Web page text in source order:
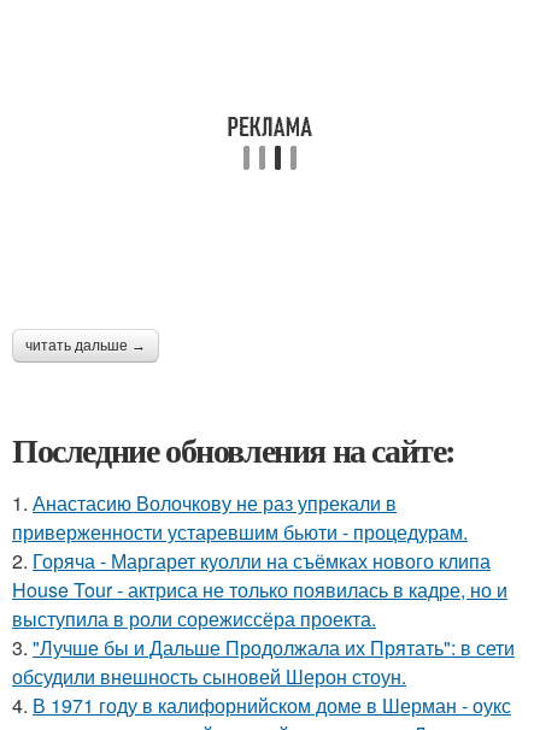
читать дальше →
Последние обновления на сайте:
1. Анастасию Волочкову не раз упрекали в
приверженности устаревшим бьюти - процедурам.
2. Горяча - Маргарет куолли на съёмках нового клипа
House Tour - актриса не только появилась в кадре, но и
выступила в роли сорежиссёра проекта.
3. "Лучше бы и Дальше Продолжала их Прятать": в сети
обсудили внешность сыновей Шерон стоун.
4. В 1971 году в калифорнийском доме в Шерман - оукс